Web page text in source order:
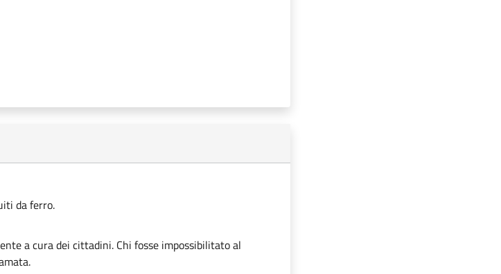
da ferro.
a cura dei cittadini. Chi fosse impossibilitato al